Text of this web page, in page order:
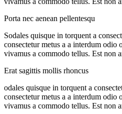
Porta nec aenean pellentesqu
Sodales quisque in torquent a
consectetur metus a a interdum odio
vivamus a commodo tellus. Est non
Erat sagittis mollis rhoncus
odales quisque in torquent a
consectetur metus a a interdum odio
vivamus a commodo tellus. Est non